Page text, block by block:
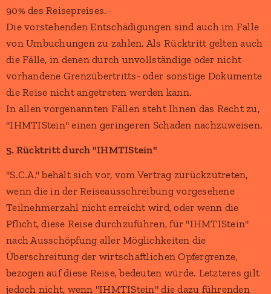
90% des Reisepreises.
Die vorstehenden Entschädigungen sind auch im Falle
von Umbuchungen zu zahlen. Als Rücktritt gelten auch
die Fälle, in denen durch unvollständige oder nicht
vorhandene Grenzübertritts- oder sonstige Dokumente
die Reise nicht angetreten werden kann.
In allen vorgenannten Fällen steht Ihnen das Recht zu,
"IHMTIStein" einen geringeren Schaden nachzuweisen.
5. Rücktritt durch "IHMTIStein"
"S.C.A." behält sich vor, vom Vertrag zurückzutreten,
wenn die in der Reiseausschreibung vorgesehene
Teilnehmerzahl nicht erreicht wird, oder wenn die
Pflicht, diese Reise durchzuführen, für "IHMTIStein"
nach Ausschöpfung aller Möglichkeiten die
Überschreitung der wirtschaftlichen Opfergrenze,
bezogen auf diese Reise, bedeuten würde. Letzteres gilt
jedoch nicht, wenn "IHMTIStein" die dazu führenden